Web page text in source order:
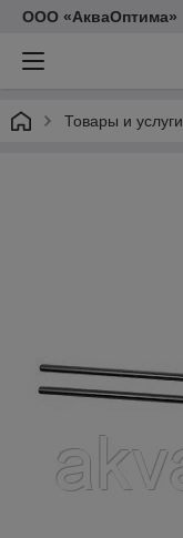
ООО «АкваОптима»
Товары и услуги